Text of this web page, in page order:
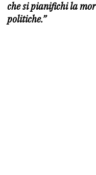
che si pianifichi la
politiche.”